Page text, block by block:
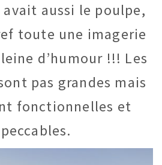
aussi le poulpe,
toute une imagerie
d’humour !!! Les
pas grandes mais
fonctionnelles et